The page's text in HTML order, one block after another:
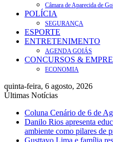
Câmara de Aparecida de
POLÍCIA
SEGURANÇA
ESPORTE
ENTRETENIMENTO
AGENDA GOIÁS
CONCURSOS &
ECONOMIA
quinta-feira, 6 agosto, 2026
Últimas Notícias
Coluna Cenário de 6 de
Danilo Rios apresenta
ambiente como pilares de
Gusttavo Lima e família